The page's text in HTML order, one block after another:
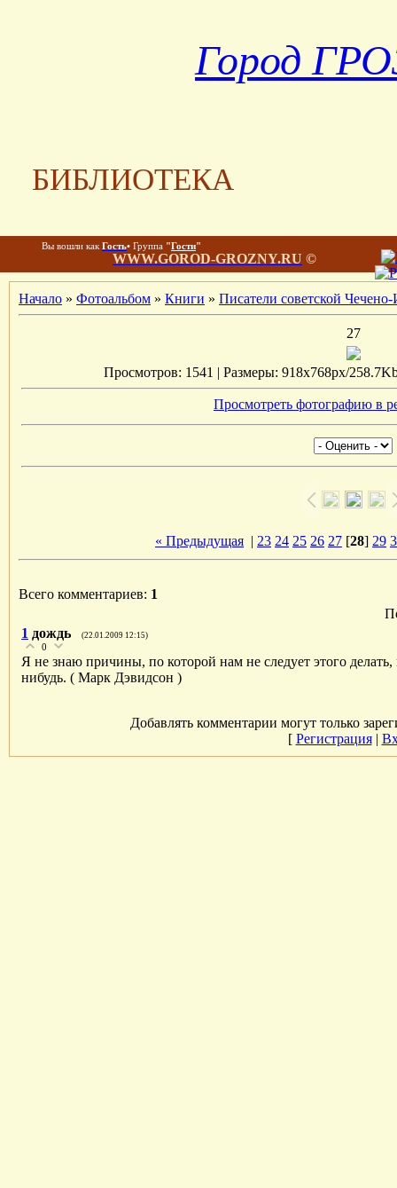
Город
БИБЛИОТЕКА
Вы вошли как Гость• Группа "Гости"
WWW.GOROD-GROZNY.RU ©
Начало » Фотоальбом » Книги » Писатели советской
27
Просмотров: 1541 | Размеры: 918x768px/
Просмотреть фотографию в
« Предыдущая | 23 24 25 26 27 [28] 29
Всего комментариев: 1
1 дождь (22.01.2009 12:15)
0
Я не знаю причины, по которой нам не следует этого
нибудь. ( Марк Дэвидсон )
Добавлять комментарии могут только
[ Регистрация|